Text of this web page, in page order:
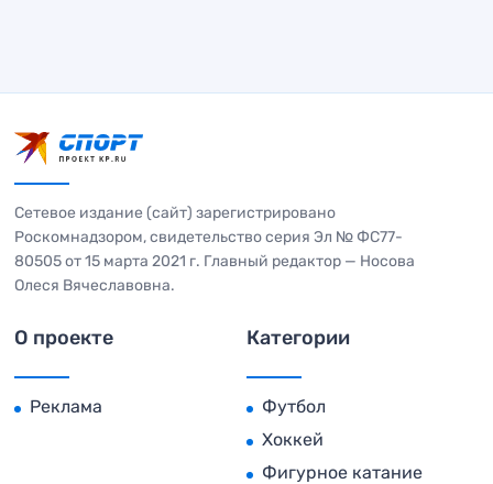
Сетевое издание (сайт) зарегистрировано
Роскомнадзором, свидетельство серия Эл № ФС77-
80505 от 15 марта 2021 г. Главный редактор — Носова
Олеся Вячеславовна.
О проекте
Реклама
Категории
Футбол
Хоккей
Фигурное катание